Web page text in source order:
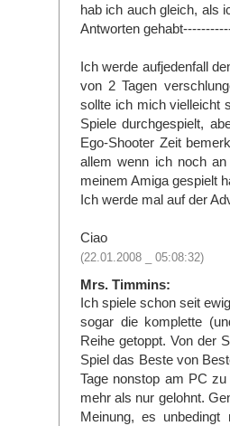
hab ich auch gleich, als
Antworten
Ich werde aufjedenfall
von 2 Tagen
sollte ich mich vielleicht
Spiele durchgespielt,
Ego-Shooter Zeit
allem wenn ich noch
meinem Amiga gespielt
Ich werde mal auf der
Ciao
(22.01.2008 _ 05:08:32)
Mrs. Timmins:
Ich spiele schon seit
sogar die komplette
Reihe getoppt. Von der
Spiel das Beste von
Tage nonstop am PC
mehr als nur gelohnt.
Meinung, es